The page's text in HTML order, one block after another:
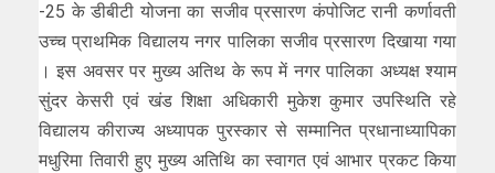
-25 के डीबीटी योजना का सजीव प्रसारण कंपोजिट रानी कर्णावती
उच्च प्राथमिक विद्यालय नगर पालिका सजीव प्रसारण दिखाया गया
। इस अवसर पर मुख्य अतिथ के रूप में नगर पालिका अध्यक्ष श्याम
सुंदर केसरी एवं खंड शिक्षा अधिकारी मुकेश कुमार उपस्थिति रहे
विद्यालय कीराज्य अध्यापक पुरस्कार से सम्मानित प्रधानाध्यापिका
मधुरिमा तिवारी हुए मुख्य अतिथि का स्वागत एवं आभार प्रकट किया